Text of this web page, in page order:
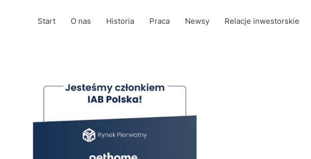
Start O nas Historia Praca Newsy Relacje inwestorskie